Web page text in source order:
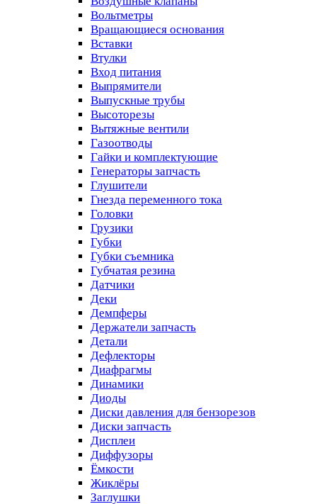
Вольтметры
Вращающиеся основания
Вставки
Втулки
Вход питания
Выпрямители
Выпускные трубы
Высоторезы
Вытяжные вентили
Газоотводы
Гайки и комплектующие
Генераторы запчасть
Глушители
Гнезда переменного тока
Головки
Грузики
Губки
Губки съемника
Губчатая резина
Датчики
Деки
Демпферы
Держатели запчасть
Детали
Дефлекторы
Диафрагмы
Динамики
Диоды
Диски давления для бензорезов
Диски запчасть
Дисплеи
Диффузоры
Ёмкости
Жиклёры
Заглушки